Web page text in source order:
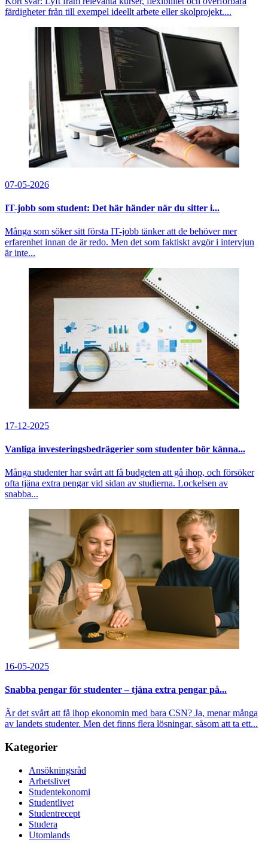
färdigheter från till exempel ideellt arbete eller skolprojekt....
07-05-2026
IT-jobb som student: Det här händer när du sitter i...
Många som söker sitt första IT-jobb tänker att de behöver mer
erfarenhet innan de är redo. Men det som faktiskt avgör i intervjun
är inte...
17-12-2025
Vanliga investeringsbedrägerier som studenter bör känna...
Många studenter har svårt att få budgeten att gå ihop, och försöker
ofta tjäna extra pengar vid sidan av studierna. Lockelsen av
snabba...
16-05-2025
Snabba pengar för studenter – tjäna extra pengar på...
Är det svårt att få ihop ekonomin med bara CSN? Ja, menar många
av landets studenter. Men det finns flera lösningar, såsom att ta ett...
Kategorier
Ansökningsråd
Arbetslivet
Studentekonomi
Studentlivet
Studentrecept
Studera
Utomlands